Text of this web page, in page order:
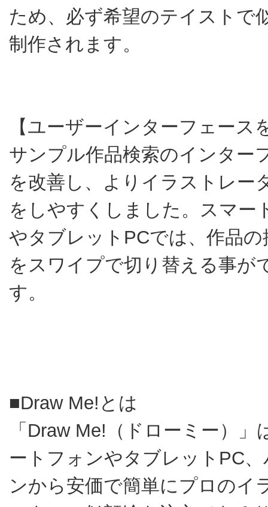
ため、必ず希望のテイストで
制作されます。
【ユーザーインターフェース
サンプル作品検索のインター
を改善し、よりイラストレー
をしやすくしました。スマー
やタブレットPCでは、作品の
をスワイプで切り替える事が
す。
■Draw Me!とは
「Draw Me!（ドローミー）」
ートフォンやタブレットPC
ンから安価で簡単にプロのイ